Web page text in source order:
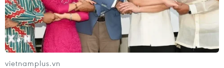
vietnamplus.vn